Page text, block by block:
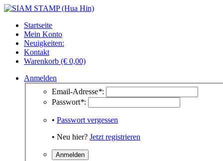
Startseite
Mein Konto
Neuigkeiten:
Kontakt
Warenkorb (€ 0,00)
Anmelden
Email-Adresse*:
Passwort*:
• Passwort vergessen
• Neu hier? Jetzt registrieren